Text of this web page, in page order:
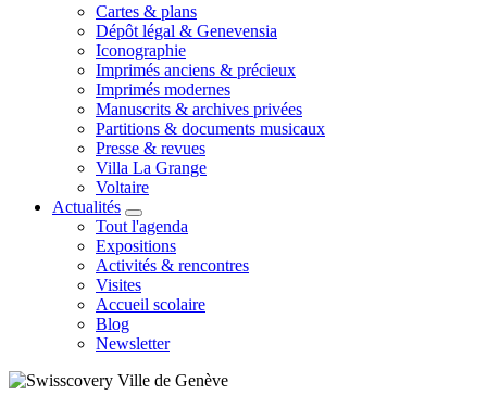
Cartes & plans
Dépôt légal & Genevensia
Iconographie
Imprimés anciens & précieux
Imprimés modernes
Manuscrits & archives privées
Partitions & documents musicaux
Presse & revues
Villa La Grange
Voltaire
Actualités
Tout l'agenda
Expositions
Activités & rencontres
Visites
Accueil scolaire
Blog
Newsletter